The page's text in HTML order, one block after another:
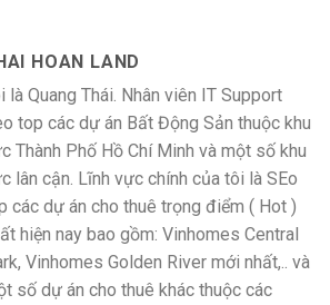
HOAN LAND
là Quang Thái. Nhân viên IT Support
top các dự án Bất Động Sản thuộc khu
Thành Phố Hồ Chí Minh và một số khu
lân cận. Lĩnh vực chính của tôi là SEo
các dự án cho thuê trọng điểm ( Hot )
hiện nay bao gồm: Vinhomes Central
Vinhomes Golden River mới nhất,.. và
số dự án cho thuê khác thuộc các